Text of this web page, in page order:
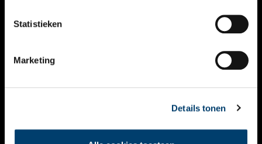
Statistieken
Marketing
Details tonen
THEMA’S
VIDEO’S
CONTACT